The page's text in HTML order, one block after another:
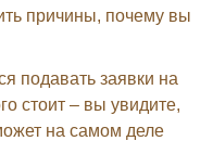
причины, почему вы
подавать заявки на
стоит – вы увидите,
на самом деле